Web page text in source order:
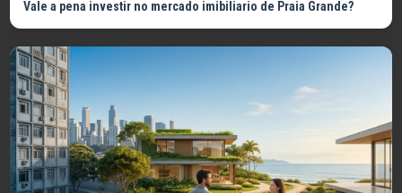
Vale a pena investir no mercado imibiliario de Praia Grande?